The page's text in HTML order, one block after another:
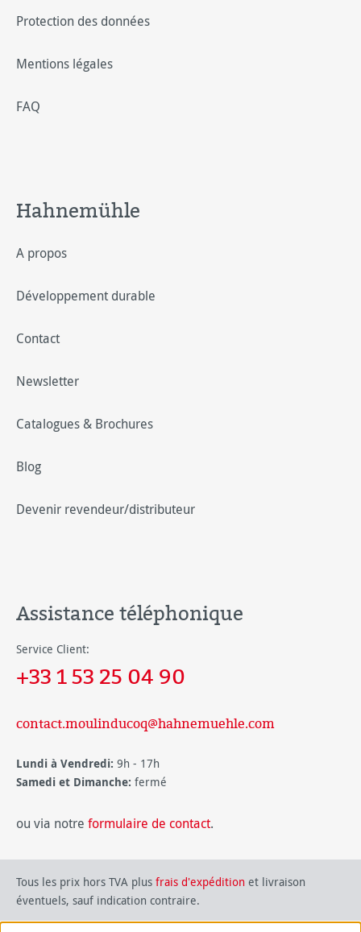
Protection des données
Mentions légales
FAQ
Hahnemühle
A propos
Développement durable
Contact
Newsletter
Catalogues & Brochures
Blog
Devenir revendeur/distributeur
Assistance téléphonique
Service Client:
+33 1 53 25 04 90
contact.moulinducoq@hahnemuehle.com
Lundi à Vendredi: 9h - 17h
Samedi et Dimanche: fermé
ou via notre formulaire de contact.
Tous les prix hors TVA plus frais d'expédition et livraison
éventuels, sauf indication contraire.